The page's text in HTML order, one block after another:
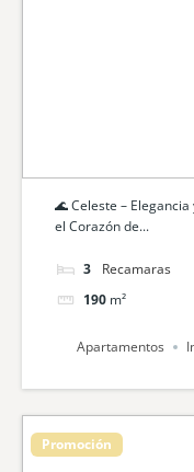
🌊 Celeste –
el Corazón de...
3 camas
190 m²
Apartamentos
Promoción